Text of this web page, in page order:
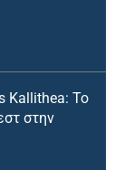
Kallithea: Το
στην